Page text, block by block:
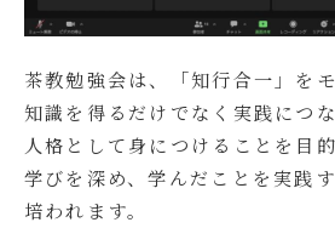
茶教勉強会は、「知行合一」をモ
知識を得るだけでなく実践につな
人格として身につけることを目
学びを深め、学んだことを実践
培われます。